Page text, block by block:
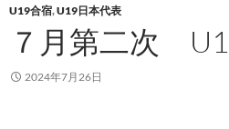
キ
ッ
プ
U19合宿,U19日本代表
７月第二次
2024年7月26日